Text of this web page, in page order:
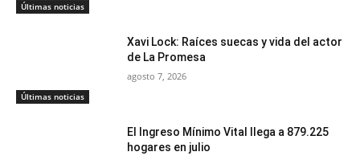
Últimas noticias
Últimas noticias
Xavi Lock: Raíces suecas y vida del actor
de La Promesa
agosto 7, 2026
El Ingreso Mínimo Vital llega a 879.225
hogares en julio